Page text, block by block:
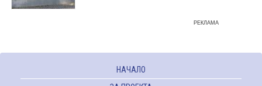
РЕКЛАМА
НАЧАЛО